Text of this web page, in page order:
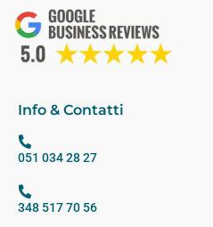
Info & Contatti
051 034 28 27
348 517 70 56